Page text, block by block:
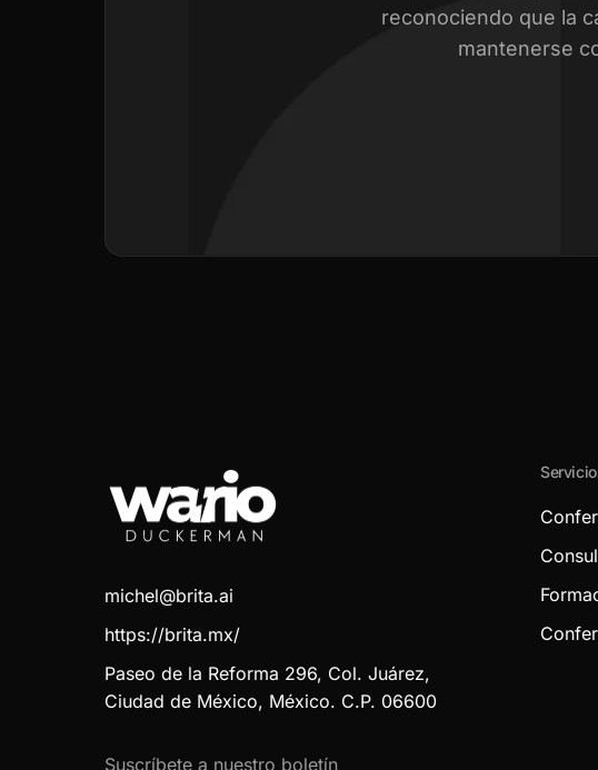
reconociendo que la
mantenerse
michel@brita.ai
https://brita.mx/
Paseo de la Reforma 296, Col. Juárez,
Ciudad de México, México. C.P. 06600
Suscríbete a nuestro boletín